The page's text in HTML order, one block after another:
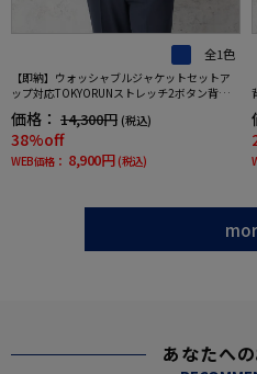
全1色
【即納】ウォッシャブルジャケットセットア
ップ対応TOKYORUNストレッチ2ボタン背抜き
仕様ブレスエフェクト生地春夏
価格： 14,300円 (税込)
38%off
WEB価格： 8,900円 (税込)
あなたへ